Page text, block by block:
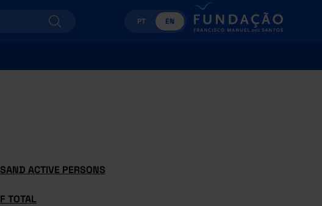
PT EN
ACTIVE PERSONS
TOTAL